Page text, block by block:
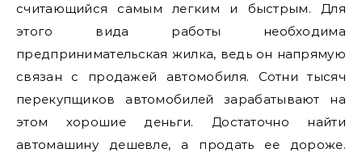
считающийся самым легким и быстрым. Для
этого вида работы необходима
предпринимательская жилка, ведь он напрямую
связан с продажей автомобиля. Сотни тысяч
перекупщиков автомобилей зарабатывают на
этом хорошие деньги. Достаточно найти
автомашину дешевле, а продать ее дороже.